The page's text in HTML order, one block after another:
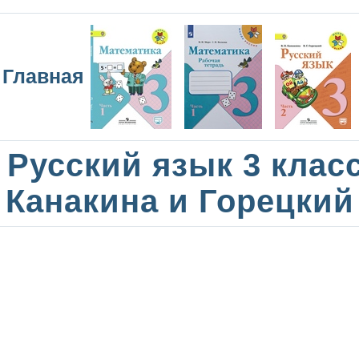
Главная
Русский язык 3
Канакина и Горецкий